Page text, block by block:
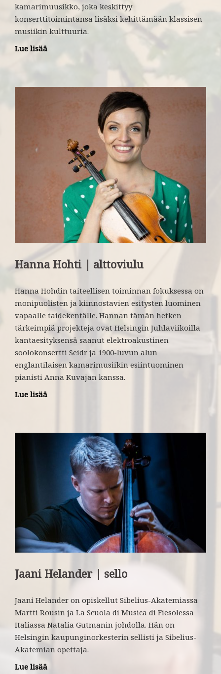
kamarimuusikko, joka keskittyy
konserttitoimintansa lisäksi kehittämään klassisen
musiikin kulttuuria.
Lue lisää
Hanna Hohti | alttoviulu
Hanna Hohdin taiteellisen toiminnan fokuksessa on
monipuolisten ja kiinnostavien esitysten luominen
vapaalle taidekentälle. Hannan tämän hetken
tärkeimpiä projekteja ovat Helsingin Juhlaviikoilla
kantaesityksensä saanut elektroakustinen
soolokonsertti Seidr ja 1900-luvun alun
englantilaisen kamarimusiikin esiintuominen
pianisti Anna Kuvajan kanssa.
Lue lisää
Jaani Helander | sello
Jaani Helander on opiskellut Sibelius-Akatemiassa
Martti Rousin ja La Scuola di Musica di Fiesolessa
Italiassa Natalia Gutmanin johdolla. Hän on
Helsingin kaupunginorkesterin sellisti ja Sibelius-
Akatemian opettaja.
Lue lisää